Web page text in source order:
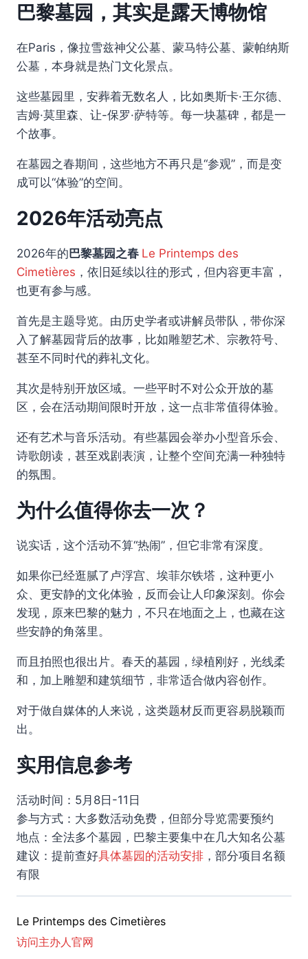
巴黎墓园，其实是露天博物馆
在Paris，像拉雪兹神父公墓、蒙马特公墓、蒙帕纳斯
公墓，本身就是热门文化景点。
这些墓园里，安葬着无数名人，比如奥斯卡·王尔德、
吉姆·莫里森、让-保罗·萨特等。每一块墓碑，都是一
个故事。
在墓园之春期间，这些地方不再只是“参观”，而是变
成可以“体验”的空间。
2026年活动亮点
2026年的巴黎墓园之春 Le Printemps des
Cimetières ，依旧延续以往的形式，但内容更丰富，
也更有参与感。
首先是主题导览。由历史学者或讲解员带队，带你深
入了解墓园背后的故事，比如雕塑艺术、宗教符号、
甚至不同时代的葬礼文化。
其次是特别开放区域。一些平时不对公众开放的墓
区，会在活动期间限时开放，这一点非常值得体验。
还有艺术与音乐活动。有些墓园会举办小型音乐会、
诗歌朗读，甚至戏剧表演，让整个空间充满一种独特
的氛围。
为什么值得你去一次？
说实话，这个活动不算“热闹”，但它非常有深度。
如果你已经逛腻了卢浮宫、埃菲尔铁塔，这种更小
众、更安静的文化体验，反而会让人印象深刻。你会
发现，原来巴黎的魅力，不只在地面之上，也藏在这
些安静的角落里。
而且拍照也很出片。春天的墓园，绿植刚好，光线柔
和，加上雕塑和建筑细节，非常适合做内容创作。
对于做自媒体的人来说，这类题材反而更容易脱颖而
出。
实用信息参考
活动时间：5月8日-11日
参与方式：大多数活动免费，但部分导览需要预约
地点：全法多个墓园，巴黎主要集中在几大知名公墓
建议：提前查好具体墓园的活动安排 ，部分项目名额
有限
Le Printemps des Cimetières
访问主办人官网